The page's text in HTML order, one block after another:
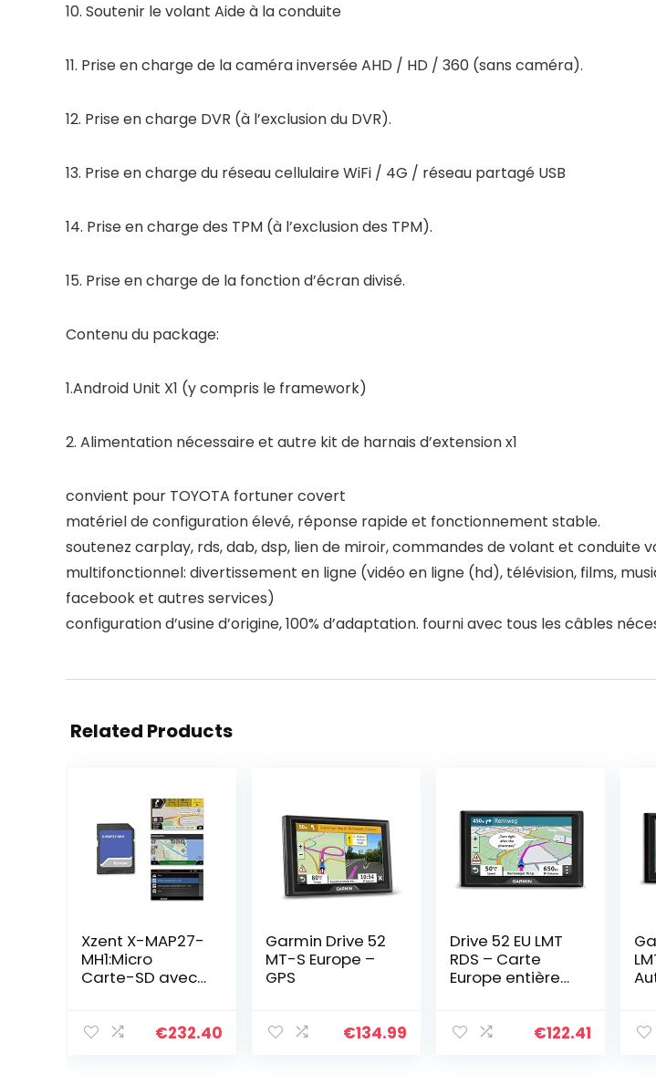
10. Soutenir le volant Aide à la conduite
11. Prise en charge de la caméra inversée AHD / HD / 360 (sans caméra).
12. Prise en charge DVR (à l’exclusion du DVR).
13. Prise en charge du réseau cellulaire WiFi / 4G / réseau partagé USB
14. Prise en charge des TPM (à l’exclusion des TPM).
15. Prise en charge de la fonction d’écran divisé.
Contenu du package:
1.Android Unit X1 (y compris le framework)
2. Alimentation nécessaire et autre kit de harnais d’extension x1
convient pour TOYOTA fortuner covert
matériel de configuration élevé, réponse rapide et fonctionnement stable.
soutenez carplay, rds, dab, dsp, lien de miroir, commandes de volant et conduite
multifonctionnel: divertissement en ligne (vidéo en ligne (hd), télévision, films,
facebook et autres services)
configuration d’usine d’origine, 100% d’adaptation. fourni avec tous les câbles
Related Products
Xzent X-MAP27-
MH1:Micro
Carte-SD avec
Infotainer X-
€232.40
Garmin Drive 52
MT-S Europe –
GPS
€134.99
Drive 52 EU LMT
RDS – Carte
Europe entière
€122.41